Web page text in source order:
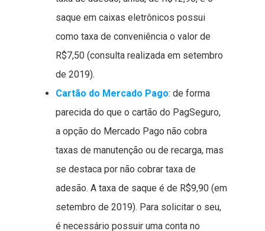
saque em caixas eletrônicos possui
como taxa de conveniência o valor de
R$7,50 (consulta realizada em setembro
de 2019).
Cartão do Mercado Pago: de forma
parecida do que o cartão do PagSeguro,
a opção do Mercado Pago não cobra
taxas de manutenção ou de recarga, mas
se destaca por não cobrar taxa de
adesão. A taxa de saque é de R$9,90 (em
setembro de 2019). Para solicitar o seu,
é necessário possuir uma conta no